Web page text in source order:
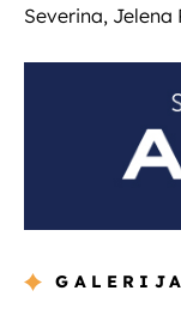
Severina,
GALERIJA